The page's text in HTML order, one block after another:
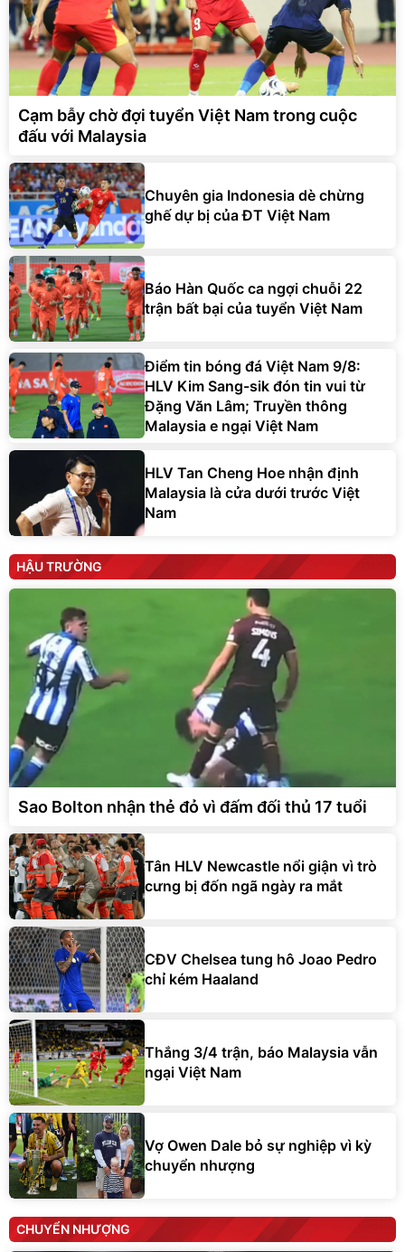
Cạm bẫy chờ đợi tuyển Việt Nam trong cuộc
đấu với Malaysia
Chuyên gia Indonesia dè chừng
ghế dự bị của ĐT Việt Nam
Báo Hàn Quốc ca ngợi chuỗi 22
trận bất bại của tuyển Việt Nam
Điểm tin bóng đá Việt Nam 9/8:
HLV Kim Sang-sik đón tin vui từ
Đặng Văn Lâm; Truyền thông
Malaysia e ngại Việt Nam
HLV Tan Cheng Hoe nhận định
Malaysia là cửa dưới trước Việt
Nam
HẬU TRƯỜNG
Sao Bolton nhận thẻ đỏ vì đấm đối thủ 17 tuổi
Tân HLV Newcastle nổi giận vì trò
cưng bị đốn ngã ngày ra mắt
CĐV Chelsea tung hô Joao Pedro
chỉ kém Haaland
Thắng 3/4 trận, báo Malaysia vẫn
ngại Việt Nam
Vợ Owen Dale bỏ sự nghiệp vì kỳ
chuyển nhượng
CHUYỂN NHƯỢNG